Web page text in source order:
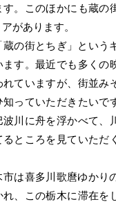
す。このほかにも蔵の
があります。
蔵の街とちぎ」という
ます。最近でも多くの
ていますが、街並み
知っていただきたいで
波川に舟を浮かべて、
るところを見ていただ
市は喜多川歌麿ゆかり
れ、この栃木に滞在を